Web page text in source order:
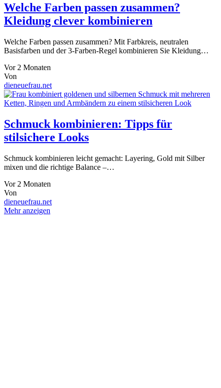
Welche Farben passen zusammen?
Kleidung clever kombinieren
Welche Farben passen zusammen? Mit Farbkreis, neutralen
Basisfarben und der 3-Farben-Regel kombinieren Sie Kleidung…
Vor 2 Monaten
Von
dieneuefrau.net
Schmuck kombinieren: Tipps für
stilsichere Looks
Schmuck kombinieren leicht gemacht: Layering, Gold mit Silber
mixen und die richtige Balance –…
Vor 2 Monaten
Von
dieneuefrau.net
Mehr anzeigen